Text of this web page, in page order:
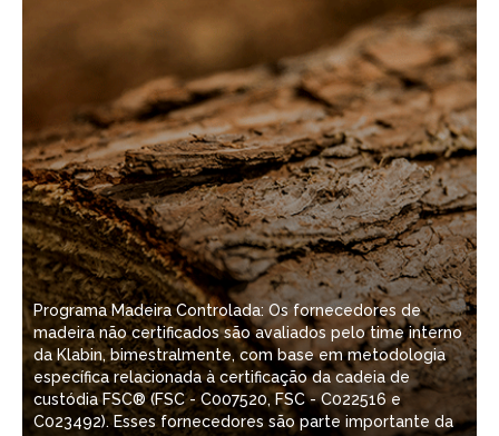
Programa Madeira Controlada: Os fornecedores de
madeira não certificados são avaliados pelo time interno
da Klabin, bimestralmente, com base em metodologia
específica relacionada à certificação da cadeia de
custódia FSC® (FSC - C007520, FSC - C022516 e
C023492). Esses fornecedores são parte importante da